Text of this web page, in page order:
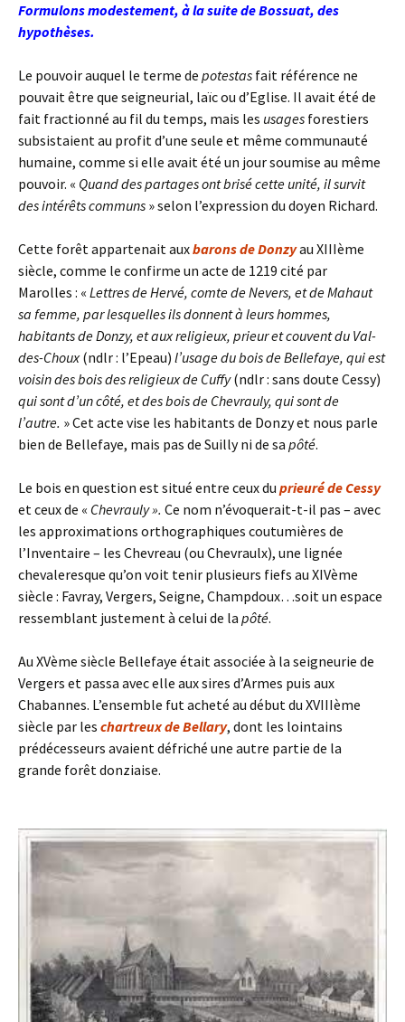
Formulons modestement, à la suite de Bossuat, des
hypothèses.
Le pouvoir auquel le terme de potestas fait référence ne
pouvait être que seigneurial, laïc ou d’Eglise. Il avait été de
fait fractionné au fil du temps, mais les usages forestiers
subsistaient au profit d’une seule et même communauté
humaine, comme si elle avait été un jour soumise au même
pouvoir. « Quand des partages ont brisé cette unité, il survit
des intérêts communs » selon l’expression du doyen Richard.
Cette forêt appartenait auxbarons de Donzyau XIIIème
siècle, comme le confirme un acte de 1219 cité par
Marolles : « Lettres de Hervé, comte de Nevers, et de Mahaut
sa femme, par lesquelles ils donnent à leurs hommes,
habitants de Donzy, et aux religieux, prieur et couvent du Val-
des-Choux(ndlr : l’Epeau) l’usage du bois de Bellefaye, qui est
voisin des bois des religieux de Cuffy(ndlr : sans doute Cessy)
qui sont d’un côté, et des bois de Chevrauly, qui sont de
l’autre. » Cet acte vise les habitants de Donzy et nous parle
bien de Bellefaye, mais pas de Suilly ni de sa pôté.
Le bois en question est situé entre ceux du prieuré de Cessy
et ceux de « Chevrauly ». Ce nom n’évoquerait-t-il pas – avec
les approximations orthographiques coutumières de
l’Inventaire – les Chevreau (ou Chevraulx), une lignée
chevaleresque qu’on voit tenir plusieurs fiefs au XIVème
siècle : Favray, Vergers, Seigne, Champdoux…soit un espace
ressemblant justement à celui de la pôté.
Au XVème siècle Bellefaye était associée à la seigneurie de
Vergers et passa avec elle aux sires d’Armes puis aux
Chabannes. L’ensemble fut acheté au début du XVIIIème
siècle par les chartreux de Bellary, dont les lointains
prédécesseurs avaient défriché une autre partie de la
grande forêt donziaise.